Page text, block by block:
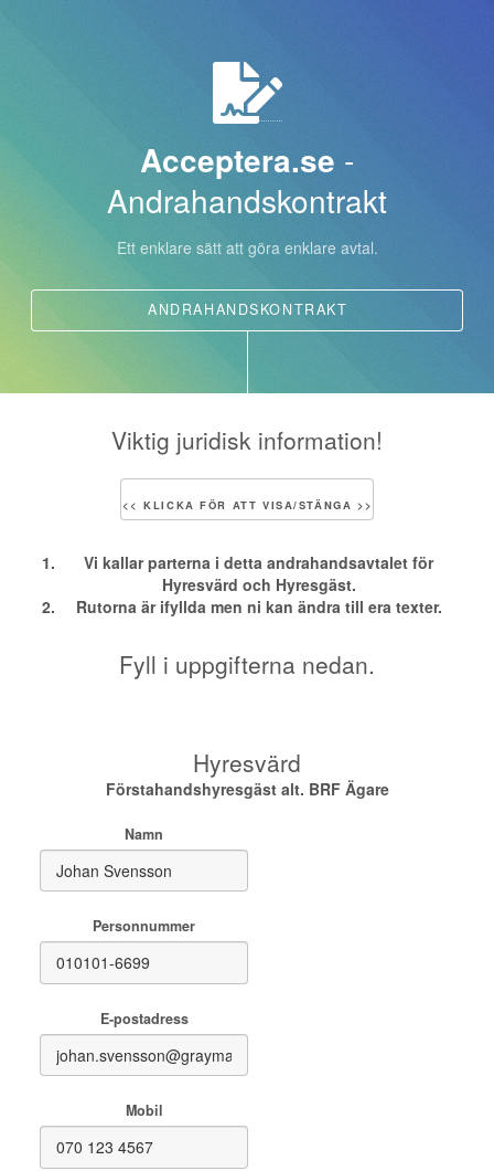
Acceptera.se -
Andrahandskontrakt
Ett enklare sätt att göra enklare avtal.
ANDRAHANDSKONTRAKT
Viktig juridisk information!
<< KLICKA FÖR ATT VISA/STÄNGA >>
Vi kallar parterna i detta andrahandsavtalet för
Hyresvärd och Hyresgäst.
Rutorna är ifyllda men ni kan ändra till era texter.
Fyll i uppgifterna nedan.
Hyresvärd
Förstahandshyresgäst alt. BRF Ägare
Namn
Personnummer
E-postadress
Mobil